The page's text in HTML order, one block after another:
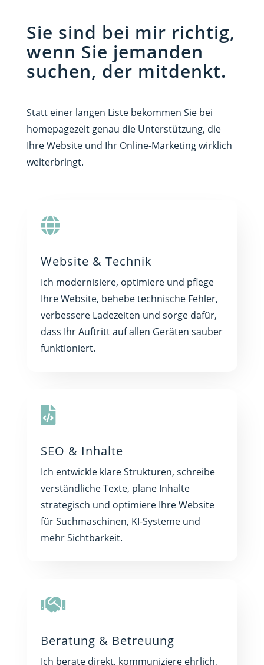
Sie sind bei mir richtig,
wenn Sie jemanden
suchen, der mitdenkt.
Statt einer langen Liste bekommen Sie bei
homepagezeit genau die Unterstützung, die
Ihre Website und Ihr Online-Marketing wirklich
weiterbringt.

Website & Technik
Ich modernisiere, optimiere und pflege
Ihre Website, behebe technische Fehler,
verbessere Ladezeiten und sorge dafür,
dass Ihr Auftritt auf allen Geräten sauber
funktioniert.

SEO & Inhalte
Ich entwickle klare Strukturen, schreibe
verständliche Texte, plane Inhalte
strategisch und optimiere Ihre Website
für Suchmaschinen, KI-Systeme und
mehr Sichtbarkeit.

Beratung & Betreuung
Ich berate direkt, kommuniziere ehrlich,